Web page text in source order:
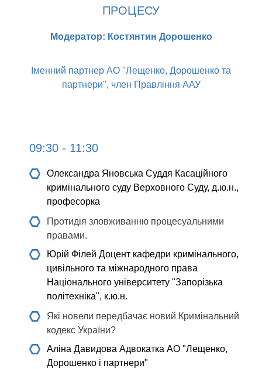
ПРОЦЕСУ
Модератор: Костянтин Дорошенко
Іменний партнер АО "Лещенко, Дорошенко та
партнери", член Правління ААУ
09:30 - 11:30
Олександра Яновська Суддя Касаційного
кримінального суду Верховного Суду, д.ю.н.,
професорка
Протидія зловживанню процесуальними
правами.
Юрій Філей Доцент кафедри кримінального,
цивільного та міжнародного права
Національного університету "Запорізька
політехніка", к.ю.н.
Які новели передбачає новий Кримінальний
кодекс України?
Аліна Давидова Адвокатка АО "Лещенко,
Дорошенко і партнери"